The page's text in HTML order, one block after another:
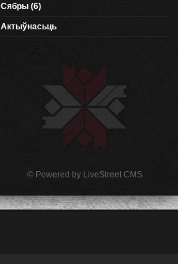
Сябры (6)
Актыўнасьць
© Powered by LiveStreet CMS